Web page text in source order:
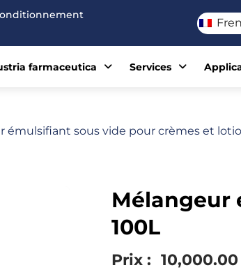
farmaceutica Services
émulsifiant sous vide pour crèmes et
Mélangeur
100L
Prix : 10,000.00